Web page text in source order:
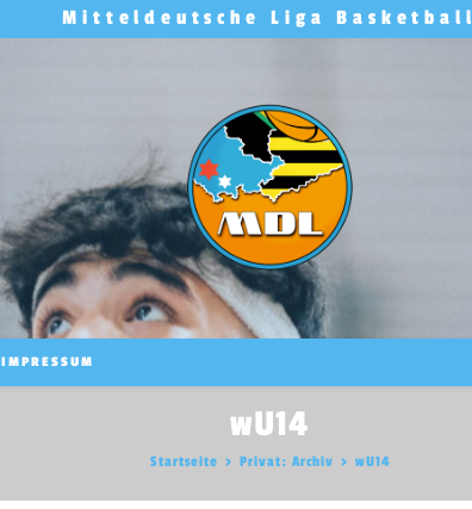
Mitteldeutsche Liga Basketball
IMPRESSUM
wU14
Startseite > Privat: Archiv > wU14